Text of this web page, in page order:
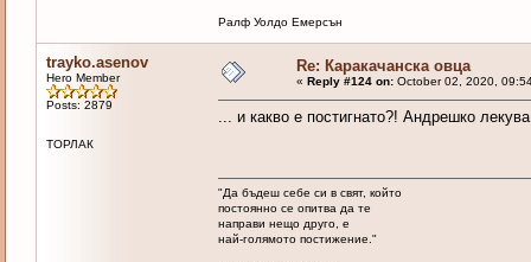
Ралф Уолдо Емерсън
trayko.asenov
Hero Member
Posts: 2879
ТОРЛАК
Re: Каракачанска овца
« Reply #124 on:October 02, 2020,
... и какво е постигнато?! Андрешко
"Да бъдеш себе си в свят, който
постоянно се опитва да те
направи нещо друго, е
най-голямото постижение."